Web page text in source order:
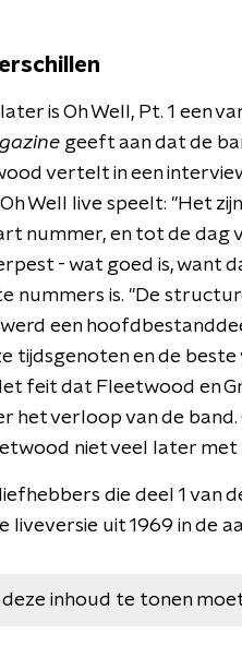
is Oh Well, Pt. 1 een
geeft aan dat de
vertelt in een
Well live speelt: "Het
nummer, en tot de dag
- wat goed is, want
nummers is. "De
een
tijdsgenoten en de beste
feit dat Fleetwood en
het verloop van de
niet veel later met
die deel 1 van
liveversie uit 1969 in de
deze inhoud te tonen